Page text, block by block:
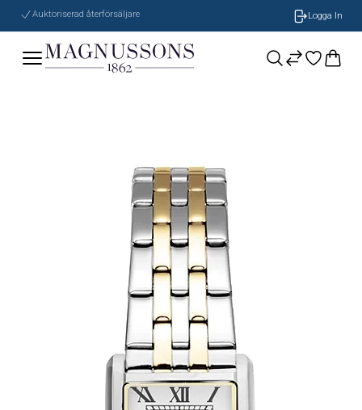
Auktoriserad återförsäljare Logga In